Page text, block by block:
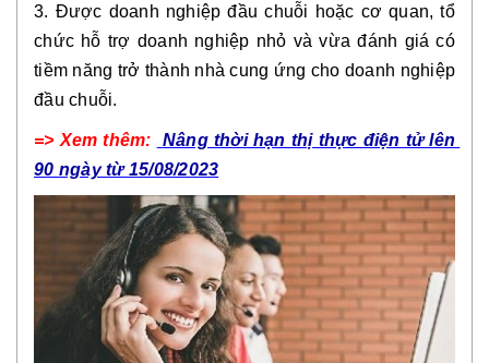
3. Được doanh nghiệp đầu chuỗi hoặc cơ quan, tổ
chức hỗ trợ doanh nghiệp nhỏ và vừa đánh giá có
tiềm năng trở thành nhà cung ứng cho doanh nghiệp
đầu chuỗi.
=> Xem thêm:
Nâng thời hạn thị thực điện tử lên
90 ngày từ 15/08/2023